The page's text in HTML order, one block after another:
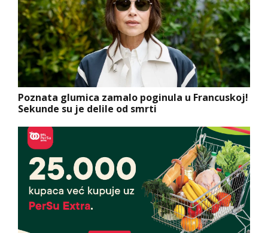
Poznata glumica zamalo poginula u Francuskoj!
Sekunde su je delile od smrti